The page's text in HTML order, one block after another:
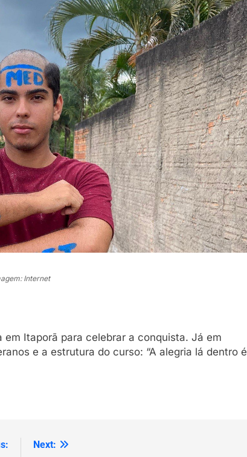
Internet
Itaporã para celebrar a conquista. Já em
e a estrutura do curso: “A alegria lá dentro é
Next: